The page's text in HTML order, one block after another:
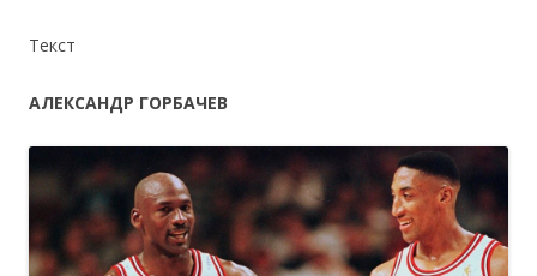
Текст
АЛЕКСАНДР ГОРБАЧЕВ